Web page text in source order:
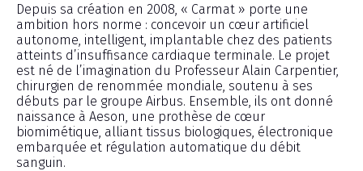
Depuis sa création en 2008, « Carmat » porte une
ambition hors norme : concevoir un cœur artificiel
autonome, intelligent, implantable chez des patients
atteints d’insuffisance cardiaque terminale. Le projet
est né de l’imagination du Professeur Alain Carpentier,
chirurgien de renommée mondiale, soutenu à ses
débuts par le groupe Airbus. Ensemble, ils ont donné
naissance à Aeson, une prothèse de cœur
biomimétique, alliant tissus biologiques, électronique
embarquée et régulation automatique du débit
sanguin.